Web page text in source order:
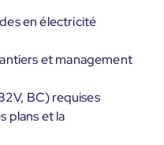
en électricité
et management
BC) requises
plans et la